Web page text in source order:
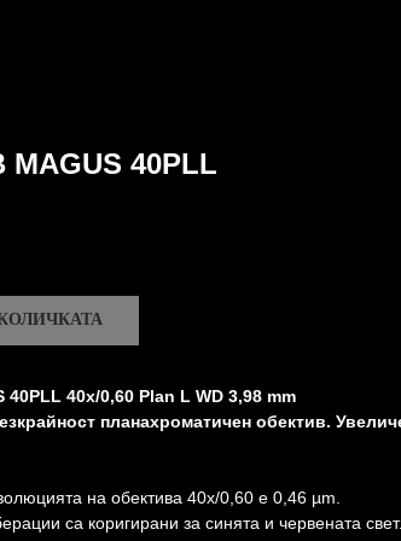
40PLL
40PLL 40х/0,60 Plan L WD 3,98 mm
планахроматичен обектив.
на обектива 40х/0,60 е 0,46 µm.
са коригирани за синята и червената